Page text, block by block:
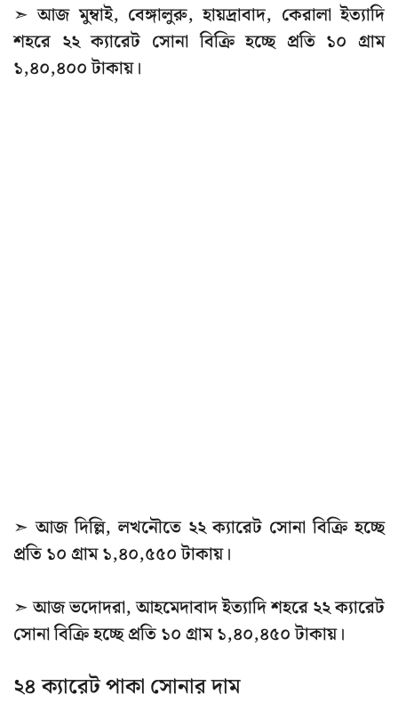
➣ আজ মুম্বাই, বেঙ্গালুরু, হায়দ্রাবাদ, কেরালা ইত্যাদি
শহরে ২২ ক্যারেট সোনা বিক্রি হচ্ছে প্রতি ১০ গ্রাম
১,৪০,৪০০ টাকায়।
➣ আজ দিল্লি, লখনৌতে ২২ ক্যারেট সোনা বিক্রি হচ্ছে
প্রতি ১০ গ্রাম ১,৪০,৫৫০ টাকায়।
➣ আজ ভদোদরা, আহমেদাবাদ ইত্যাদি শহরে ২২ ক্যারেট
সোনা বিক্রি হচ্ছে প্রতি ১০ গ্রাম ১,৪০,৪৫০ টাকায়।
২৪ ক্যারেট পাকা সোনার দাম